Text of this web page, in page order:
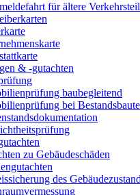
für ältere
& -gutachten
baubegleitend
bei
zu Gebäudeschäden
des